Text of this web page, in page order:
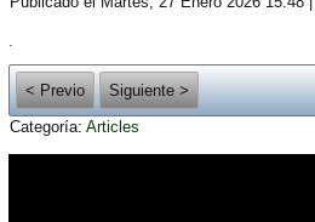
.
< Previo
Siguiente >
Categoría: Articles